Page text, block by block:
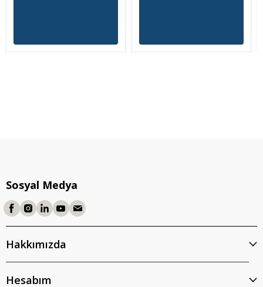
Sosyal Medya
Hakkımızda
Hesabım